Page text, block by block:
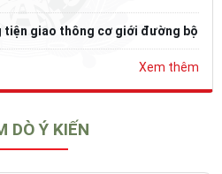
tiện giao thông cơ giới đường bộ
Xem thêm
DÒ Ý KIẾN